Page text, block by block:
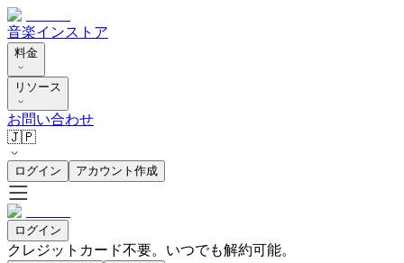
音楽インストア
料金
リソース
お問い合わせ
🇯🇵
ログイン アカウント作成
ログイン
クレジットカード不要。いつでも解約可能。